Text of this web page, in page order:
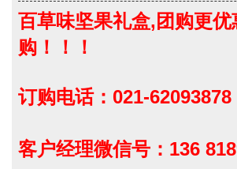
百草味坚果礼盒,团购更
购！！！
订购电话：021-62093878
客户经理微信号：136